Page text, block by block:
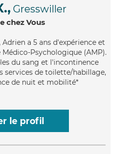
Gresswiller
chez Vous
a 5 ans d'expérience et
Psychologique (AMP).
du sang et l'incontinence
services de toilette/habillage,
de nuit et mobilité*
le profil